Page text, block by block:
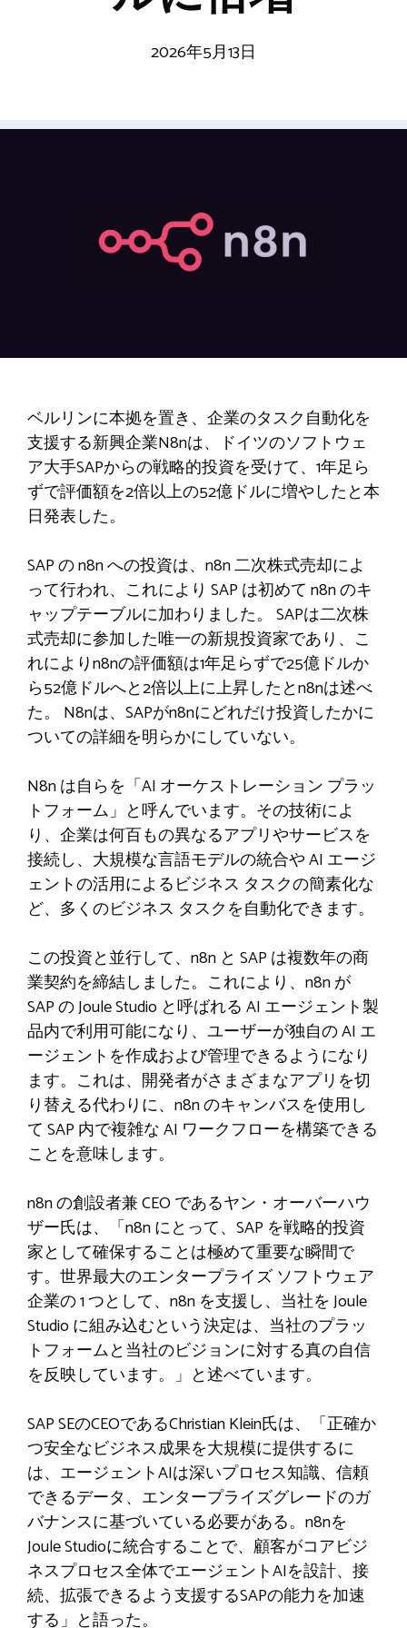
2026年5月13日
ベルリンに本拠を置き、企業のタスク自動化を
支援する新興企業N8nは、ドイツのソフトウェ
ア大手SAPからの戦略的投資を受けて、1年足ら
ずで評価額を2倍以上の52億ドルに増やしたと本
日発表した。
SAP の n8n への投資は、n8n 二次株式売却によ
って行われ、これにより SAP は初めて n8n のキ
ャップテーブルに加わりました。 SAPは二次株
式売却に参加した唯一の新規投資家であり、こ
れによりn8nの評価額は1年足らずで25億ドルか
ら52億ドルへと2倍以上に上昇したとn8nは述べ
た。 N8nは、SAPがn8nにどれだけ投資したかに
ついての詳細を明らかにしていない。
N8n は自らを「AI オーケストレーション プラッ
トフォーム」と呼んでいます。その技術によ
り、企業は何百もの異なるアプリやサービスを
接続し、大規模な言語モデルの統合や AI エージ
ェントの活用によるビジネス タスクの簡素化な
ど、多くのビジネス タスクを自動化できます。
この投資と並行して、n8n と SAP は複数年の商
業契約を締結しました。これにより、n8n が
SAP の Joule Studio と呼ばれる AI エージェント製
品内で利用可能になり、ユーザーが独自の AI エ
ージェントを作成および管理できるようになり
ます。これは、開発者がさまざまなアプリを切
り替える代わりに、n8n のキャンバスを使用し
て SAP 内で複雑な AI ワークフローを構築できる
ことを意味します。
n8n の創設者兼 CEO であるヤン・オーバーハウ
ザー氏は、「n8n にとって、SAP を戦略的投資
家として確保することは極めて重要な瞬間で
す。世界最大のエンタープライズ ソフトウェア
企業の 1 つとして、n8n を支援し、当社を Joule
Studio に組み込むという決定は、当社のプラッ
トフォームと当社のビジョンに対する真の自信
を反映しています。」と述べています。
SAP SEのCEOであるChristian Klein氏は、「正確か
つ安全なビジネス成果を大規模に提供するに
は、エージェントAIは深いプロセス知識、信頼
できるデータ、エンタープライズグレードのガ
バナンスに基づいている必要がある。n8nを
Joule Studioに統合することで、顧客がコアビジ
ネスプロセス全体でエージェントAIを設計、接
続、拡張できるよう支援するSAPの能力を加速
する」と語った。